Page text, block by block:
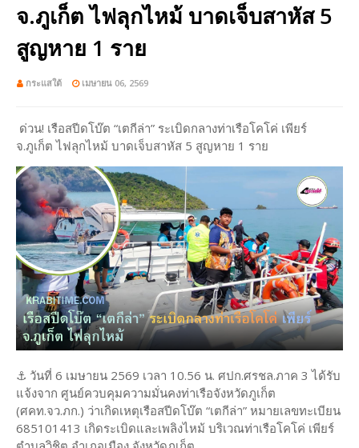
จ.ภูเก็ต ไฟลุกไหม้ บาดเจ็บสาหัส 5
สูญหาย 1 ราย
กระแสใต้ เมษายน 06, 2569
ด่วน! เรือสปีดโบ๊ต “เตกีล่า” ระเบิดกลางท่าเรือโคโค่ เพียร์
จ.ภูเก็ต ไฟลุกไหม้ บาดเจ็บสาหัส 5 สูญหาย 1 ราย
⚓️ วันที่ 6 เมษายน 2569 เวลา 10.56 น. ศปก.ศรชล.ภาค 3 ได้รับ
แจ้งจาก ศูนย์ควบคุมความมั่นคงท่าเรือจังหวัดภูเก็ต
(ศคท.จว.ภก.) ว่าเกิดเหตุเรือสปีดโบ๊ต “เตกีล่า” หมายเลขทะเบียน
685101413 เกิดระเบิดและเพลิงไหม้ บริเวณท่าเรือโคโค่ เพียร์